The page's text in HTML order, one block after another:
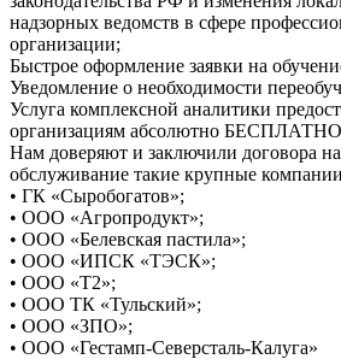
надзорных ведомств в сфере
организации;
Быстрое оформление заявки на
Уведомление о необходимости
Услуга комплексной аналитики
организациям абсолютно
Нам доверяют и заключили договора
обслуживание такие крупные
• ГК «Сыробогатов»;
• ООО «Агропродукт»;
• ООО «Белевская пастила»;
• ООО «ИПСК «ТЭСК»;
• ООО «Т2»;
• ООО ТК «Тульский»;
• ООО «ЗПО»;
• ООО «Гестамп-Северсталь-Калуга»